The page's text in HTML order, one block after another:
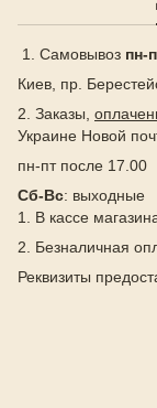
1. Самовывоз пн-
Киев, пр.
2. Заказы,
Украине Новой
пн-пт после 17.00
Сб-Вс: выходные
1. В кассе
2. Безналичная
Реквизиты